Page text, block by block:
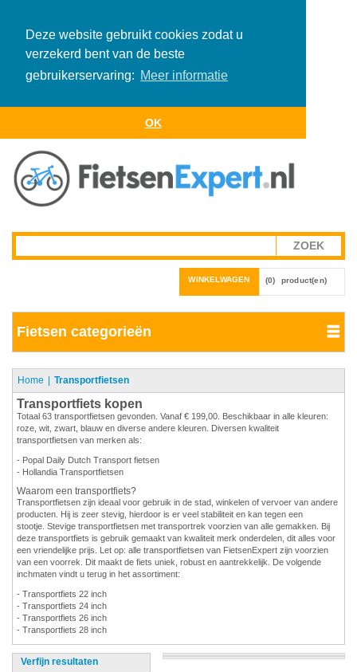
Deze website gebruikt cookies zodat u
verzekerd bent van de beste
gebruikerservaring: Meer informatie
OK
WINKELWAGEN (0) product(en)
Fietsen categorieën
Home Transportfietsen
Transportfiets kopen
Totaal 63 transportfietsen gevonden. Vanaf € 199,00. Beschikbaar in alle kleuren:
roze, wit, zwart, blauw en diverse andere kleuren. Diversen kwaliteit
transportfietsen van merken als:
- Popal Daily Dutch Transport fietsen
- Hollandia Transportfietsen
Waarom een transportfiets?
Transportfietsen zijn ideaal voor gebruik in de stad, winkelen of vervoer van andere
producten. Hij is zeer stevig, hierdoor is er veel stabiliteit en kan tegen een
stootje. Stevige transportfietsen met transportrek voorzien van alle gemakken. Bij
deze transportfiets is gebruik gemaakt van kwaliteit merk onderdelen, dit alles voor
een vriendelijke prijs. Let op: alle transportfietsen van FietsenExpert zijn voorzien
van een voorrek. Dit maakt de fiets uniek, robust en aantrekkelijk. De volgende
inchmaten vindt u terug in het assortiment:
- Transportfiets 22 inch
- Transportfiets 24 inch
- Transportfiets 26 inch
- Transportfiets 28 inch
Verfijn resultaten